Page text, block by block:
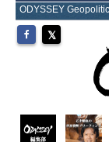
ODYSSEY